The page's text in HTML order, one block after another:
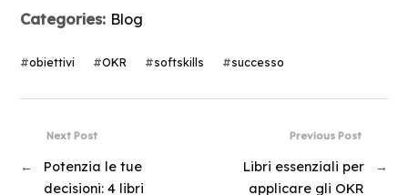
Categories: Blog
#obiettivi #OKR #softskills #successo
Previous Post
Libri essenziali per
applicare gli OKR
→
Next Post
←
Potenzia le tue
decisioni: 4 libri